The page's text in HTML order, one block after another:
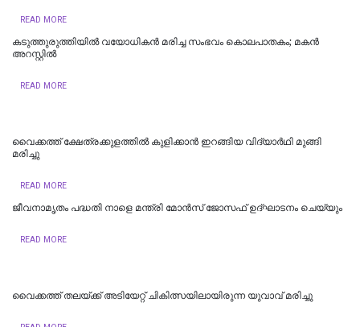
READ MORE
കടുത്തുരുത്തിയിൽ വയോധികന്‍ മരിച്ച സംഭവം കൊലപാതകം; മകന്‍
അറസ്റ്റില്‍
READ MORE
വൈക്കത്ത് ക്ഷേത്രക്കുളത്തിൽ കുളിക്കാൻ ഇറങ്ങിയ വിദ്യാർഥി മുങ്ങി
മരിച്ചു
READ MORE
ജീവനാമൃതം പദ്ധതി നാളെ മന്ത്രി മോന്‍സ് ജോസഫ് ഉദ്ഘാടനം ചെയ്യും
READ MORE
വൈക്കത്ത് തലയ്ക്ക് അടിയേറ്റ് ചികിത്സയിലായിരുന്ന യുവാവ് മരിച്ചു